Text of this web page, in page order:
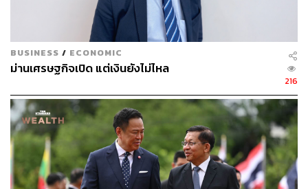
Step 3: ส่งเข้า Exchange ที่ไม่ใช้ KYC หรือใช้ KYC
ทั้งนี้ หลายคดีพบรูปแบบเดียวกัน นั่นคือการเปิดบัญชีบน
Exchange ผ่าน ‘นอมินี’ ทั้งไทยและต่างชาติ โดยบางรายใช้
‘บัญชีม้า’ เปิดด้วยการสแกนใบหน้า บางกลุ่มแลกเป็นเงินบาท
โดยตรงผ่านตลาด OTC
Step 4: นอมินี ในฐานะบริษัทเปลือก
BUSINESS / ECONOMIC
ม่านเศรษฐกิจเปิด แต่เงินยังไม่ไหล
216